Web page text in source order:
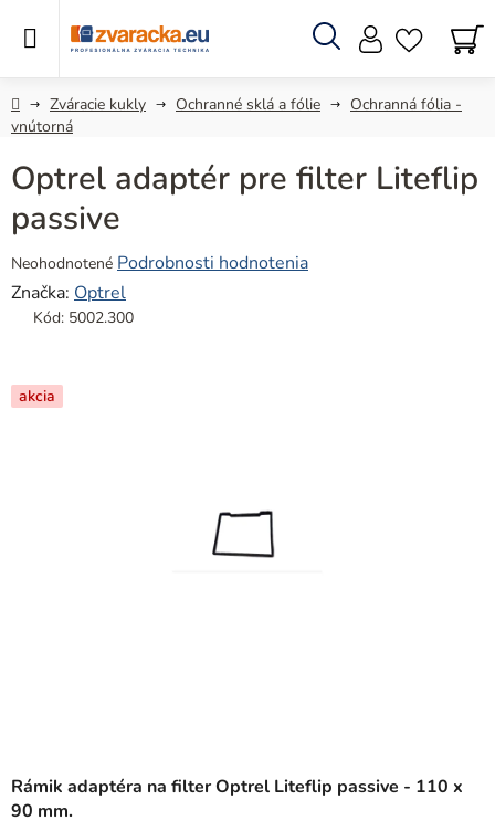
Hľadať
DomovZváracie kukly Ochranné sklá a fólie
Ochranná fólia -
vnútorná
Rámik adaptéra na filter Optrel Liteflip passive - 110 x
90 mm.
Optrel adaptér pre filter Liteflip
passive
Priemerné
hodnotenie
produktu
z
5
Neohodnotené Podrobnosti hodnotenia
Značka: Optrel
Kód: 5002.300
akcia